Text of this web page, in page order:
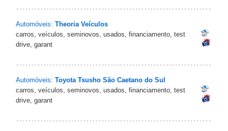
Automóveis: Theoria Veículos
carros, veículos, seminovos, usados, financiamento, test
drive, garant
Automóveis: Toyota Tsusho São Caetano do Sul
carros, veículos, seminovos, usados, financiamento, test
drive, garant